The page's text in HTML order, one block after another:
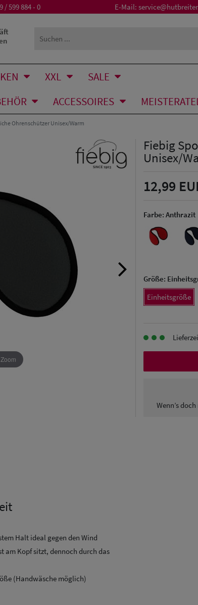
/ 599 884 - 0 E-Mail:
XXL
SALE
ACCESSOIRES
Ohrenschützer Unisex/Warm
Fiebig
Unisex/
12,99
Farbe: Anthrazit
Größe:
Einheitsgröße
Wenn’s
Halt ideal gegen den Wind
am Kopf sitzt, dennoch durch das
(Handwäsche möglich)